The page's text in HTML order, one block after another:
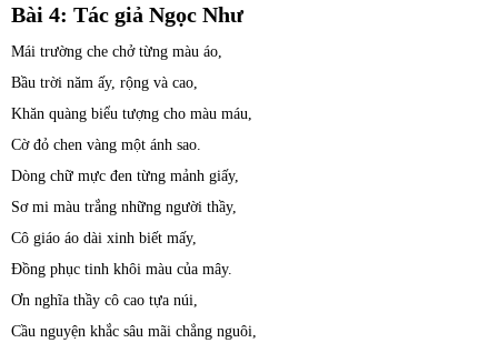
Bài 4: Tác giả Ngọc Như
Mái trường che chở từng màu áo,
Bầu trời năm ấy, rộng và cao,
Khăn quàng biểu tượng cho màu máu,
Cờ đỏ chen vàng một ánh sao.
Dòng chữ mực đen từng mảnh giấy,
Sơ mi màu trắng những người thầy,
Cô giáo áo dài xinh biết mấy,
Đồng phục tinh khôi màu của mây.
Ơn nghĩa thầy cô cao tựa núi,
Cầu nguyện khắc sâu mãi chẳng nguôi,